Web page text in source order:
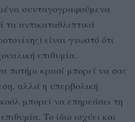
συνταγογραφούμενα
τα αντικαταθλιπτικά
είναι γνωστό ότι
επιθυμία.
ποτήρι κρασί μπορεί να σας
αλλά η υπερβολική
μπορεί να επηρεάσει τη
Το ίδιο ισχύει και